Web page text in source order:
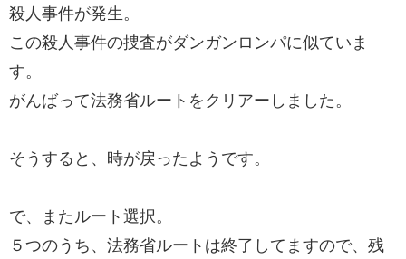
殺人事件が発生。
この殺人事件の捜査がダンガンロンパに似ていま
す。 ​ ​
がんばって法務省ルートをクリアーしました。​
そうすると、時が戻ったようです。
で、またルート選択。
５つのうち、法務省ルートは終了してますので、残